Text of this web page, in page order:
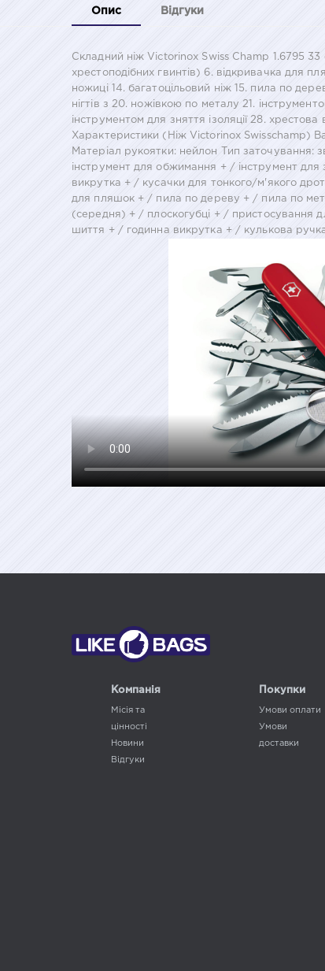
Опис Відгуки
Складний ніж Victorinox Swiss Champ 1.6795
хрестоподібних гвинтів) 6. відкривачка для
ножиці 14. багатоцільовий ніж 15. пила по
нігтів з 20. ножівкою по металу 21.
інструментом для зняття ізоляції 28.
Характеристики (Ніж Victorinox Swisschamp)
Матеріал рукоятки: нейлон Тип заточування:
інструмент для обжимання + / інструмент для
викрутка + / кусачки для тонкого/м'якого
для пляшок + / пила по дереву + / пила по
(середня) + / плоскогубці + / пристосування
шиття + / годинна викрутка + / кулькова
Компанія
Місія та
цінності
Новини
Відгуки
Покупки
Умови оплати
Умови
доставки